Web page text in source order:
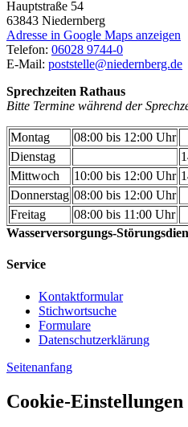
Hauptstraße 54
63843 Niedernberg
Adresse in Google Maps anzeigen
Telefon: 06028 9744-0
E-Mail: poststelle@niedernberg.de
Sprechzeiten Rathaus
Bitte Termine während der
Montag
08:00 bis 12:00 Uhr
Dienstag
Mittwoch
10:00 bis 12:00 Uhr
Donnerstag 08:00 bis 12:00 Uhr
Freitag
08:00 bis 11:00 Uhr
Wasserversorgungs-
Service
Kontaktformular
Stichwortsuche
Formulare
Datenschutzerklärung
Seitenanfang
Cookie-Einstellungen